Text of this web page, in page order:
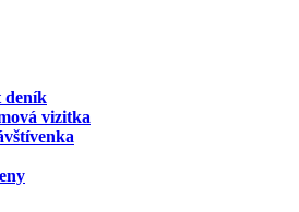
deník
vizitka